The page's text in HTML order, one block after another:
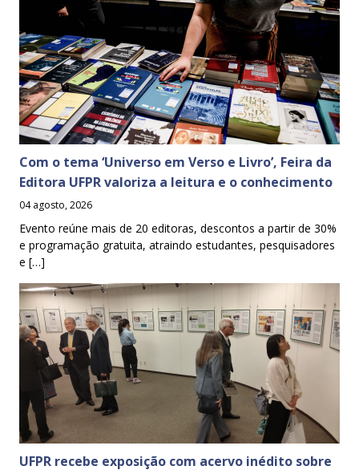
Com o tema ‘Universo em Verso e Livro’, Feira da
Editora UFPR valoriza a leitura e o conhecimento
04 agosto, 2026
Evento reúne mais de 20 editoras, descontos a partir de 30%
e programação gratuita, atraindo estudantes, pesquisadores
e […]
UFPR recebe exposição com acervo inédito sobre